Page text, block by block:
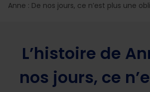
Anne : De nos jours, ce n’est plus une
L’histoire de
nos jours, ce